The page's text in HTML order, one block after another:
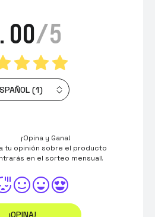
/5
(1)
¡Opina y Gana!
tu opinión sobre el producto
en el sorteo mensual!
¡OPINA!